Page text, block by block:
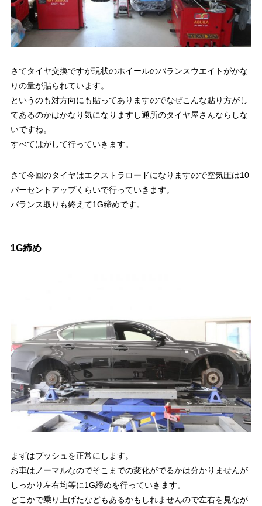
さてタイヤ交換ですが現状のホイールのバランスウエイトがかな
りの量が貼られています。
というのも対方向にも貼ってありますのでなぜこんな貼り方がし
てあるのかはかなり気になりますし通所のタイヤ屋さんならしな
いですね。
すべてはがして行っていきます。
さて今回のタイヤはエクストラロードになりますので空気圧は10
パーセントアップくらいで行っていきます。
バランス取りも終えて1G締めです。
1G締め
まずはブッシュを正常にします。
お車はノーマルなのでそこまでの変化がでるかは分かりませんが
しっかり左右均等に1G締めを行っていきます。
どこかで乗り上げたなどもあるかもしれませんので左右を見なが